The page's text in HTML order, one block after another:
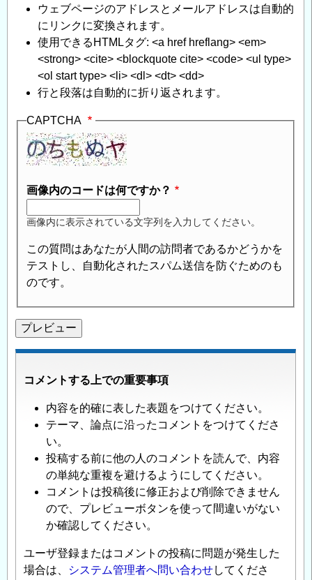
ウェブページのアドレスとメールアドレスは自動的
にリンクに変換されます。
使用できるHTMLタグ: <a href hreflang> <em>
<strong> <cite> <blockquote cite> <code> <ul type>
<ol start type> <li> <dl> <dt> <dd>
行と段落は自動的に折り返されます。
CAPTCHA
画像内のコードは何ですか？
画像内に表示されている文字列を入力してください。
この質問はあなたが人間の訪問者であるかどうかを
テストし、自動化されたスパム送信を防ぐためのも
のです。
コメントする上での重要事項
内容を的確に表した表題をつけてください。
テーマ、論点に沿ったコメントをつけてくださ
い。
投稿する前に他の人のコメントを読んで、内容
の単純な重複を避けるようにしてください。
コメントは投稿後に修正および削除できません
ので、プレビューボタンを使って間違いがない
か確認してください。
ユーザ登録またはコメントの投稿に問題が発生した
場合は、
システム管理者へ問い合わせしてくださ